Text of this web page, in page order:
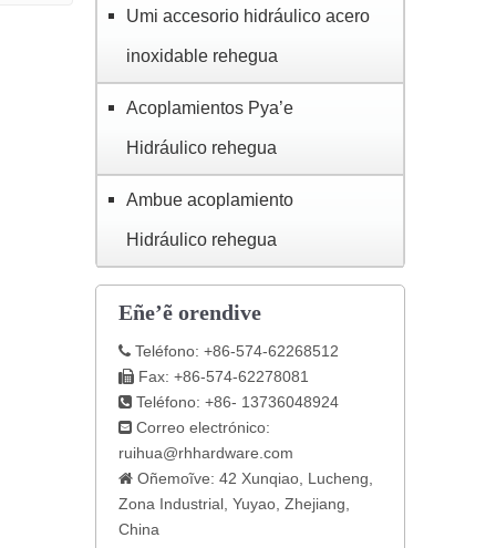
Umi accesorio hidráulico acero
inoxidable rehegua
Acoplamientos Pya’e
Hidráulico rehegua
Ambue acoplamiento
Hidráulico rehegua
Eñe’ẽ orendive
 Teléfono: +86-574-62268512
 Fax: +86-574-62278081
 Teléfono: +86- 13736048924
 Correo electrónico:
ruihua@rhhardware.com
 Oñemoĩve: 42 Xunqiao, Lucheng,
Zona Industrial, Yuyao, Zhejiang,
China